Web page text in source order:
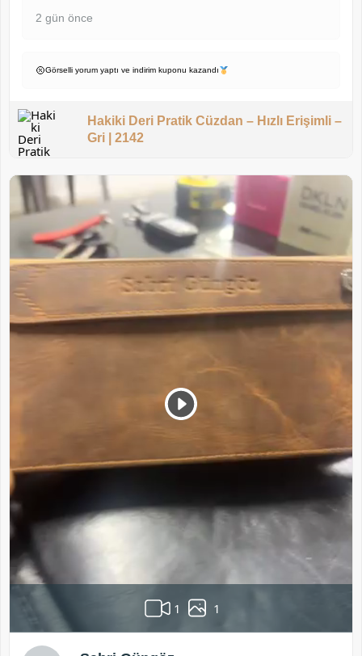
2 gün önce
Görselli yorum yaptı ve indirim kuponu kazandı
Hakiki Deri Pratik Cüzdan – Hızlı Erişimli –
Gri | 2142
1 1